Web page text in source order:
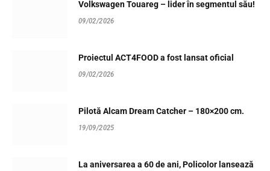
Volkswagen Touareg – lider în segmentul său!
09/02/2026
Proiectul ACT4FOOD a fost lansat oficial
09/02/2026
Pilotă Alcam Dream Catcher – 180×200 cm.
19/09/2025
La aniversarea a 60 de ani, Policolor lansează